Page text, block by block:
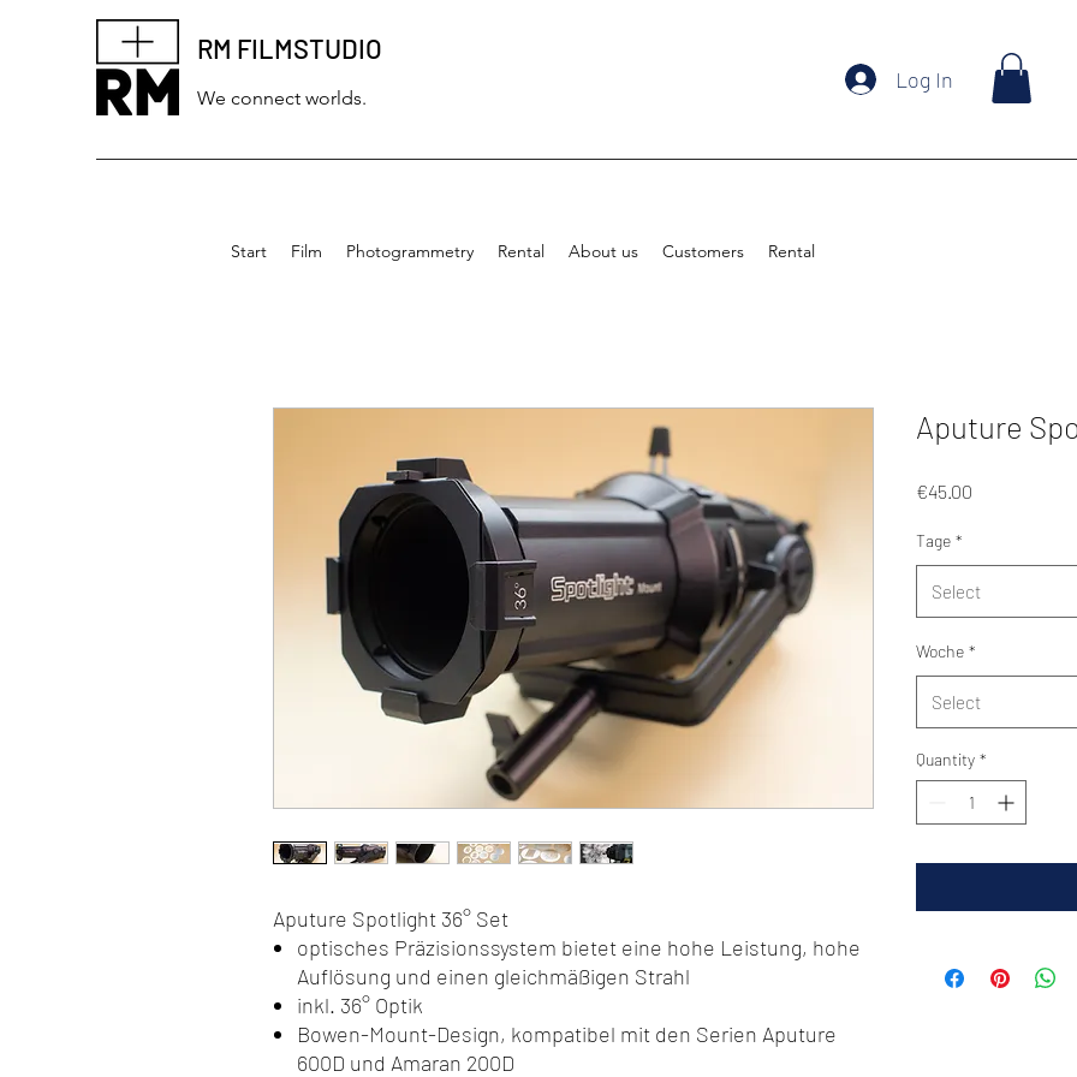
RM FILMSTUDIO
We connect worlds.
Log In
Aputure Spotlight 36° Set
optisches Präzisionssystem bietet eine hohe Leistung, hohe
Auflösung und einen gleichmäßigen Strahl
inkl. 36° Optik
Bowen-Mount-Design, kompatibel mit den Serien Aputure
600D und Amaran 200D
Aputure
€45.00
Tage *
Select
Woche *
Select
Quantity *
Start Film Photogrammetry Rental About us Customers Rental